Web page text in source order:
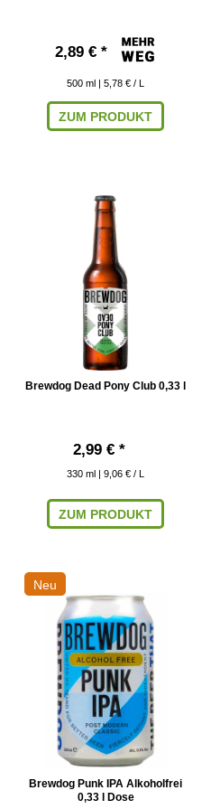
2,89 € *
500 ml | 5,78 € / L
ZUM PRODUKT
Brewdog Dead Pony Club 0,33 l
2,99 € *
330 ml | 9,06 € / L
ZUM PRODUKT
Neu
Brewdog Punk IPA Alkoholfrei
0,33 l Dose